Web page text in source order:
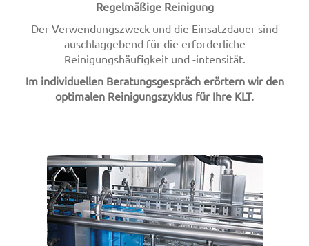
Regelmäßige Reinigung
Der Verwendungszweck und die Einsatzdauer sind
auschlaggebend für die erforderliche
Reinigungshäufigkeit und -intensität.
Im individuellen Beratungsgespräch erörtern wir den
optimalen Reinigungszyklus für Ihre KLT.